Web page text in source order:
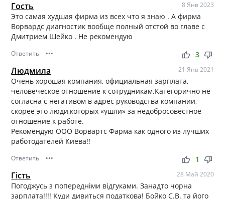
Гость 8 Янв 2023
Это самая худшая фирма из всех что я знаю . А фирма
Ворвардс диагностик вообще полный отстой во главе с
Дмитрием Шейко . Не рекомендую
Ответить ••• thumb_up thumb_down
3
Людмила 21 Янв 2021
Очень хорошая компания, официальная зарплата,
человеческое отношение к сотрудникам.Категорично не
согласна с негативом в адрес руководства компании,
скорее это люди,которых «ушли» за недобросовестное
отношение к работе.
Рекомендую ООО Ворвартс Фарма как одного из лучших
работодателей Киева!!
Ответить ••• thumb_up thumb_down
1
Гість 28 Май 2020
Погоджусь з попередніми відгуками. Занадто чорна
зарплата!!!! Куди дивиться податкова! Бойко С.В. та його